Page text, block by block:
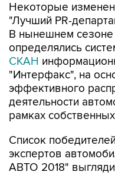
Некоторые
"Лучший PR-
В нынешнем сезоне
определялись
СКАН
"Интерфакс", на
эффективного
деятельности
рамках
Список
экспертов
АВТО 2018"